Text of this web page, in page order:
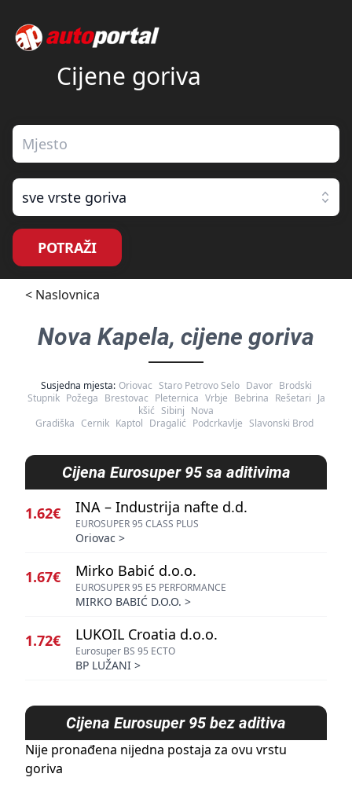
Cijene goriva
sve vrste goriva
POTRAŽI
< Naslovnica
Nova Kapela, cijene goriva
Susjedna mjesta: Oriovac Staro Petrovo Selo Davor Brodski
Stupnik Požega Brestovac Pleternica Vrbje Bebrina Rešetari Ja
kšić Sibinj Nova
Gradiška Cernik Kaptol Dragalić Podcrkavlje Slavonski Brod
Cijena Eurosuper 95 sa aditivima
1.62€ INA – Industrija nafte d.d.
EUROSUPER 95 CLASS PLUS
Oriovac >
1.67€ Mirko Babić d.o.o.
EUROSUPER 95 E5 PERFORMANCE
MIRKO BABIĆ D.O.O. >
1.72€ LUKOIL Croatia d.o.o.
Eurosuper BS 95 ECTO
BP LUŽANI >
Cijena Eurosuper 95 bez aditiva
Nije pronađena nijedna postaja za ovu vrstu
goriva